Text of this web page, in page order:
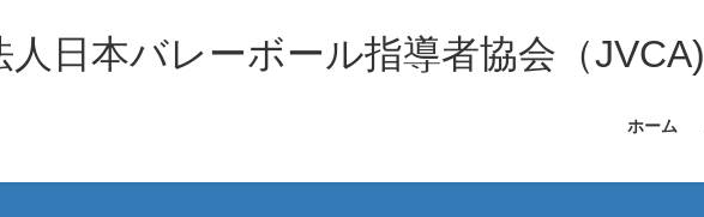
人日本バレーボール指導者協会（JVCA)
ホーム